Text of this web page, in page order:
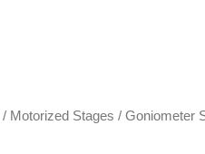
/ Motorized Stages / Goniometer